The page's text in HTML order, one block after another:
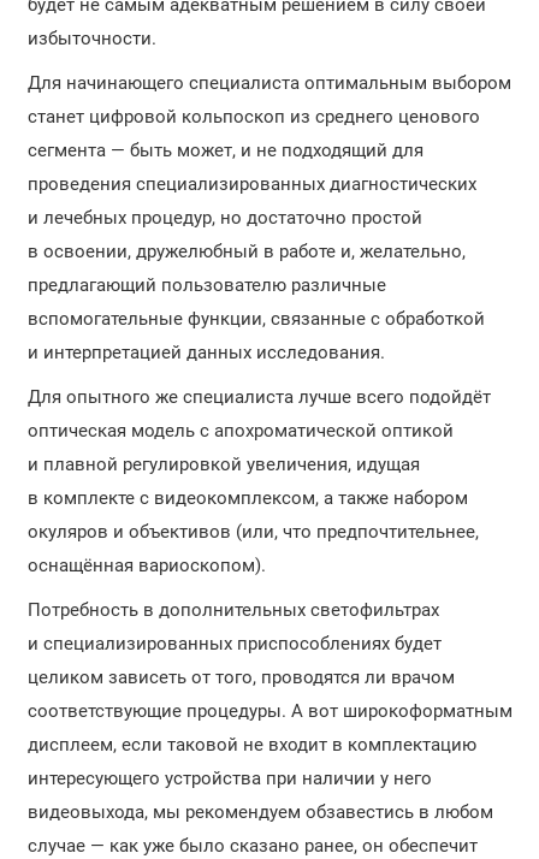
будет не самым адекватным решением в силу своей
избыточности.
Для начинающего специалиста оптимальным выбором
станет цифровой кольпоскоп из среднего ценового
сегмента — быть может, и не подходящий для
проведения специализированных диагностических
и лечебных процедур, но достаточно простой
в освоении, дружелюбный в работе и, желательно,
предлагающий пользователю различные
вспомогательные функции, связанные с обработкой
и интерпретацией данных исследования.
Для опытного же специалиста лучше всего подойдёт
оптическая модель с апохроматической оптикой
и плавной регулировкой увеличения, идущая
в комплекте с видеокомплексом, а также набором
окуляров и объективов (или, что предпочтительнее,
оснащённая вариоскопом).
Потребность в дополнительных светофильтрах
и специализированных приспособлениях будет
целиком зависеть от того, проводятся ли врачом
соответствующие процедуры. А вот широкоформатным
дисплеем, если таковой не входит в комплектацию
интересующего устройства при наличии у него
видеовыхода, мы рекомендуем обзавестись в любом
случае — как уже было сказано ранее, он обеспечит